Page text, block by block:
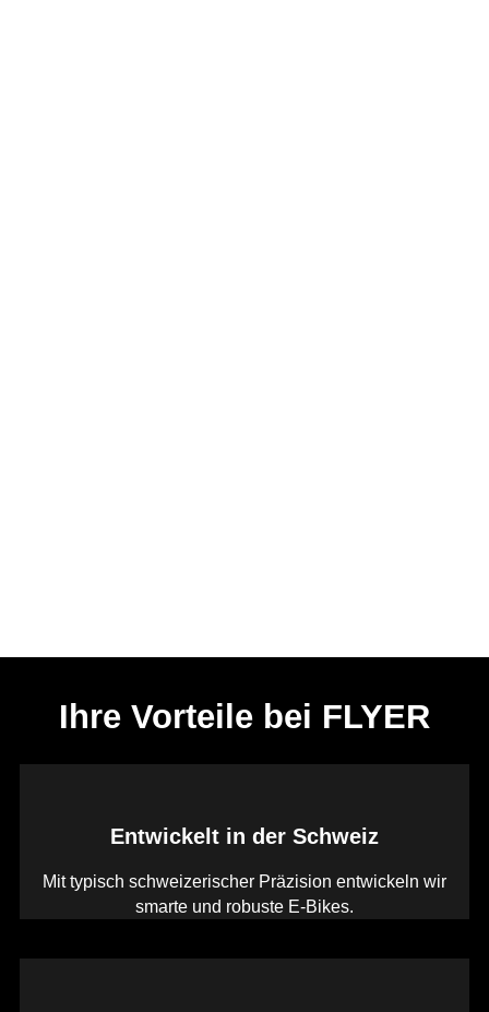
Ihre Vorteile bei FLYER
Entwickelt in der Schweiz
Mit typisch schweizerischer Präzision entwickeln wir
smarte und robuste E-Bikes.